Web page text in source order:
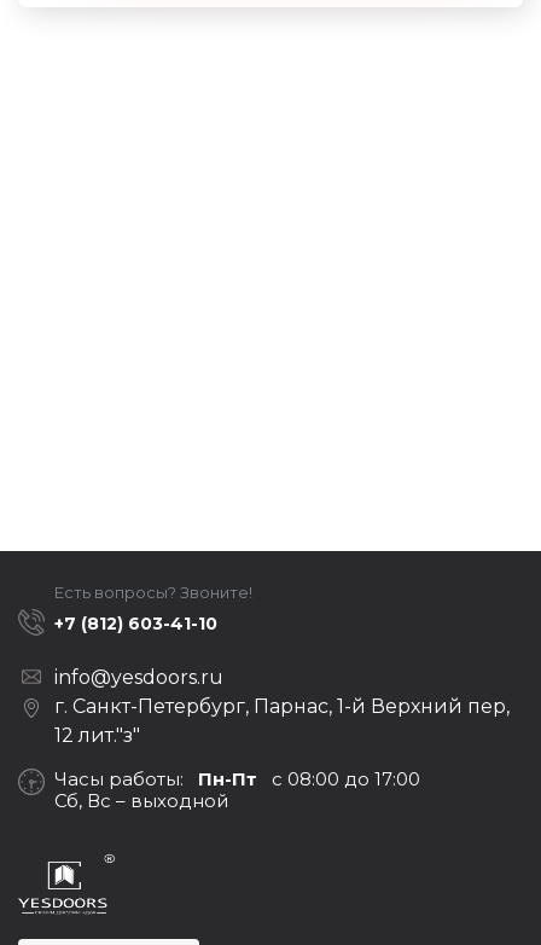
Есть вопросы? Звоните!
+7 (812) 603-41-10
info@yesdoors.ru
г. Санкт-Петербург, Парнас, 1-й Верхний пер,
12 лит."з"
Часы работы: Пн-Пт с 08:00 до 17:00
Сб, Вс – выходной